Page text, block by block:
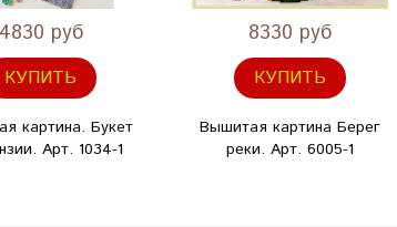
руб
КУПИТЬ
картина. Букет
Арт. 1034-1
8330 руб
КУПИТЬ
Вышитая картина Берег
реки. Арт. 6005-1